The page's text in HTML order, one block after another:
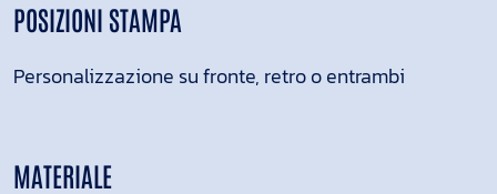
POSIZIONI STAMPA
Personalizzazione su fronte, retro o entrambi
MATERIALE